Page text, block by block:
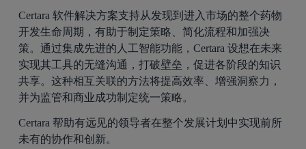
Certara 软件解决方案支持从发现到进入市场的整个药物
开发生命周期，有助于制定策略、简化流程和加强决
策。通过集成先进的人工智能功能，Certara 设想在未来
实现其工具的无缝沟通，打破壁垒，促进各阶段的知识
共享。这种相互关联的方法将提高效率、增强洞察力，
并为监管和商业成功制定统一策略。
Certara 帮助有远见的领导者在整个发展计划中实现前所
未有的协作和创新。